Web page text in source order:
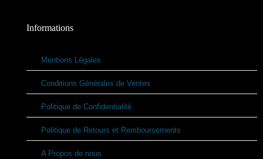
Informations
Mentions Légales
Conditions Générales de Ventes
Politique de Confidentialité
Politique de Retours et Remboursements
A Propos de nous